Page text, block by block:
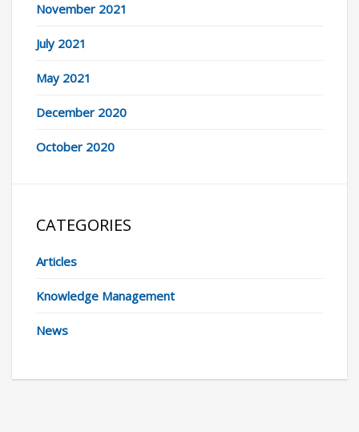
November 2021
July 2021
May 2021
December 2020
October 2020
CATEGORIES
Articles
Knowledge Management
News